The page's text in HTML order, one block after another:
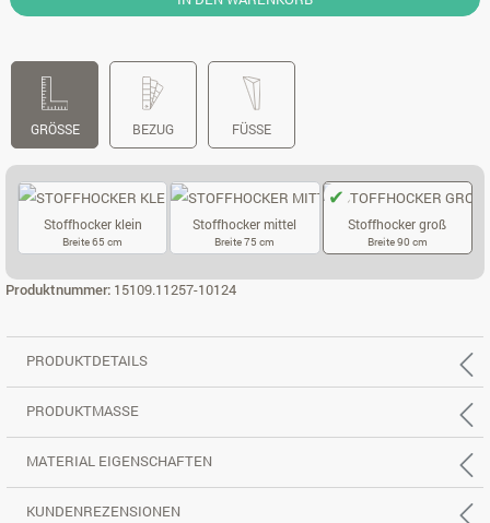
GRÖSSE BEZUG FÜSSE
Stoffhocker klein
Breite 65 cm
Stoffhocker mittel
Breite 75 cm
Stoffhocker groß
Breite 90 cm
Produktnummer: 15109.11257-10124
PRODUKTDETAILS
PRODUKTMASSE
MATERIAL EIGENSCHAFTEN
KUNDENREZENSIONEN